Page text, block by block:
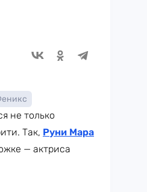
не только
Так, Руни Мара
— актриса